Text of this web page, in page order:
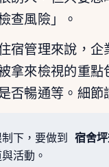
查風險」。
宿管理來說，
拿來檢視的重
否暢通等。細節
下，要做到 宿舍
活動。